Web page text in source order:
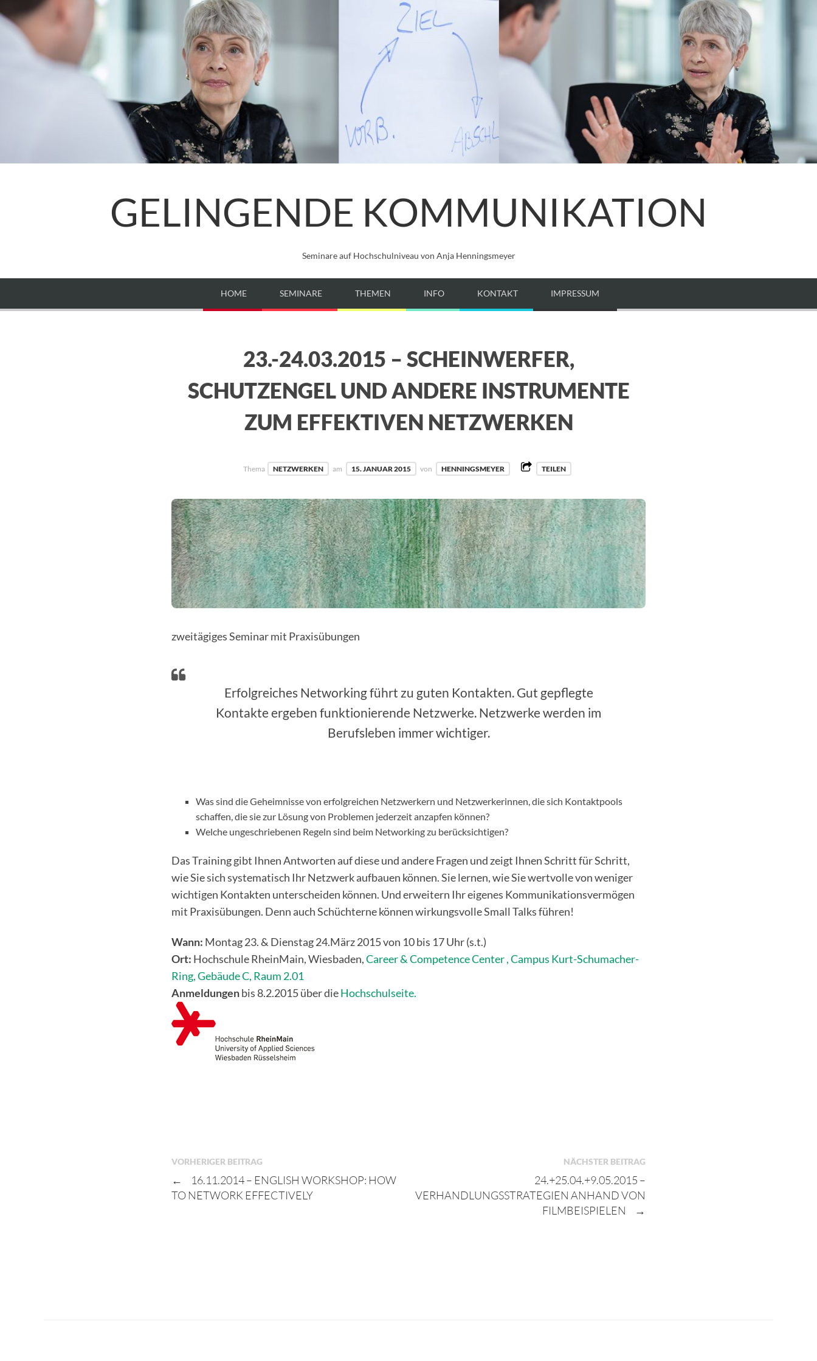
GELINGENDE KOMMUNIKATION
Seminare auf Hochschulniveau von Anja Henningsmeyer
HOME SEMINARE THEMEN INFO KONTAKT IMPRESSUM
23.-24.03.2015 – SCHEINWERFER,
SCHUTZENGEL UND ANDERE INSTRUMENTE
ZUM EFFEKTIVEN NETZWERKEN
Thema NETZWERKEN am 15. JANUAR 2015 von HENNINGSMEYER TEILEN
zweitägiges Seminar mit Praxisübungen
Erfolgreiches Networking führt zu guten Kontakten. Gut gepflegte
Kontakte ergeben funktionierende Netzwerke. Netzwerke werden im
Berufsleben immer wichtiger.
Was sind die Geheimnisse von erfolgreichen Netzwerkern und Netzwerkerinnen, die sich Kontaktpools
schaffen, die sie zur Lösung von Problemen jederzeit anzapfen können?
Welche ungeschriebenen Regeln sind beim Networking zu berücksichtigen?
Das Training gibt Ihnen Antworten auf diese und andere Fragen und zeigt Ihnen Schritt für Schritt,
wie Sie sich systematisch Ihr Netzwerk aufbauen können. Sie lernen, wie Sie wertvolle von weniger
wichtigen Kontakten unterscheiden können. Und erweitern Ihr eigenes Kommunikationsvermögen
mit Praxisübungen. Denn auch Schüchterne können wirkungsvolle Small Talks führen!
Wann: Montag 23. & Dienstag 24.März 2015 von 10 bis 17 Uhr (s.t.)
Ort: Hochschule RheinMain, Wiesbaden,Career & Competence Center , Campus Kurt-Schumacher-
Ring, Gebäude C, Raum 2.01
Anmeldungenbis 8.2.2015 über dieHochschulseite.
VORHERIGER BEITRAG
←
16.11.2014 – ENGLISH WORKSHOP: HOW
TO NETWORK EFFECTIVELY
NÄCHSTER BEITRAG
24.+25.04.+9.05.2015 –
VERHANDLUNGSSTRATEGIEN ANHAND VON
FILMBEISPIELEN
→